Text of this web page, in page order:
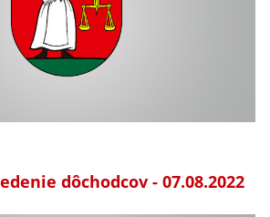
dôchodcov - 07.08.2022